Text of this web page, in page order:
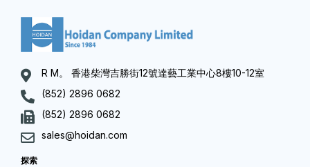
R M。 香港柴灣吉勝街12號達藝工業中心8樓10-12室
(852) 2896 0682
(852) 2896 0682
sales@hoidan.com
探索